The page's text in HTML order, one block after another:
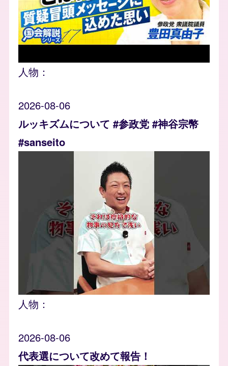
人物：
2026-08-06
ルッキズムについて #参政党 #神谷宗幣
#sanseito
人物：
2026-08-06
代表選について改めて報告！